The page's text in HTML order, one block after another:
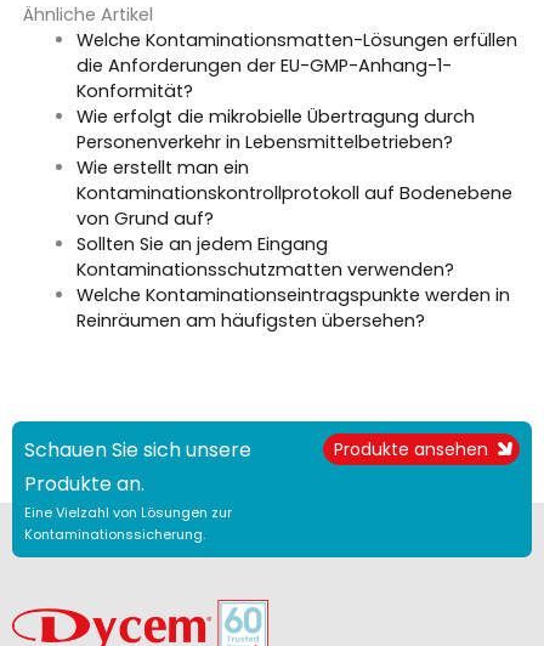
Ähnliche Artikel
Welche Kontaminationsmatten-Lösungen erfüllen
die Anforderungen der EU-GMP-Anhang-1-
Konformität?
Wie erfolgt die mikrobielle Übertragung durch
Personenverkehr in Lebensmittelbetrieben?
Wie erstellt man ein
Kontaminationskontrollprotokoll auf Bodenebene
von Grund auf?
Sollten Sie an jedem Eingang
Kontaminationsschutzmatten verwenden?
Welche Kontaminationseintragspunkte werden in
Reinräumen am häufigsten übersehen?
Schauen Sie sich unsere
Produkte an.
Eine Vielzahl von Lösungen zur
Kontaminationssicherung.
Produkte ansehen